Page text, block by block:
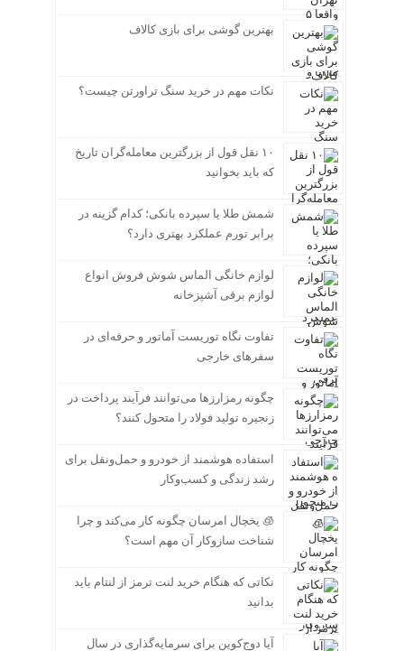
بهترین گوشی برای بازی کالاف
نکات مهم در خرید سنگ تراورتن چیست؟
۱۰ نقل قول از بزرگترین معامله‌گران تاریخ
که باید بخوانید
شمش طلا یا سپرده بانکی؛ کدام گزینه در
برابر تورم عملکرد بهتری دارد؟
لوازم خانگی الماس شوش فروش انواع
لوازم برقی آشپزخانه
تفاوت نگاه توریست آماتور و حرفه‌ای در
سفرهای خارجی
چگونه رمزارزها می‌توانند فرآیند پرداخت در
زنجیره تولید فولاد را متحول کنند؟
استفاده هوشمند از خودرو و حمل‌ونقل برای
رشد زندگی و کسب‌وکار
🧊 یخچال امرسان چگونه کار می‌کند و چرا
شناخت سازوکار آن مهم است؟
نکاتی که هنگام خرید لنت ترمز از لنتام باید
بدانید
آیا دوج‌کوین برای سرمایه‌گذاری در سال